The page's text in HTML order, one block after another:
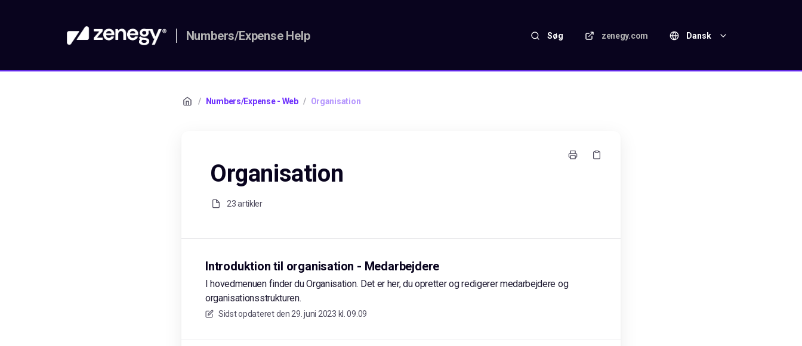
Numbers/Expense Help Søg zenegy.com Dansk
/ Numbers/Expense - Web / Organisation
Organisation
23 artikler
Introduktion til organisation - Medarbejdere
I hovedmenuen finder du Organisation. Det er her, du opretter og redigerer medarbejdere og
organisationsstrukturen.
Sidst opdateret den 29. juni 2023 kl. 09.09